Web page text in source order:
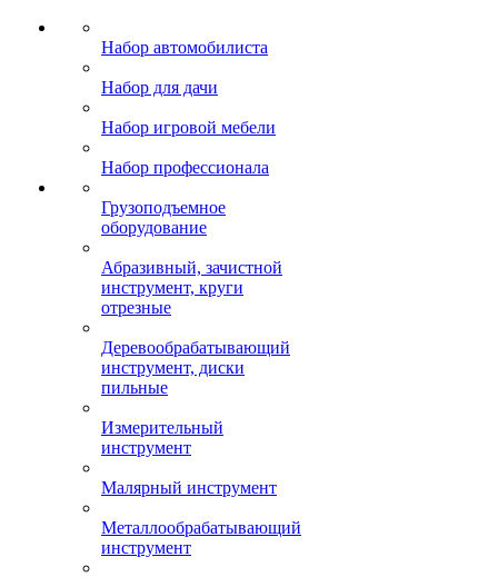
Набор автомобилиста
Набор для дачи
Набор игровой мебели
Набор профессионала
Грузоподъемное
оборудование
Абразивный, зачистной
инструмент, круги
отрезные
Деревообрабатывающий
инструмент, диски
пильные
Измерительный
инструмент
Малярный инструмент
Металлообрабатывающий
инструмент